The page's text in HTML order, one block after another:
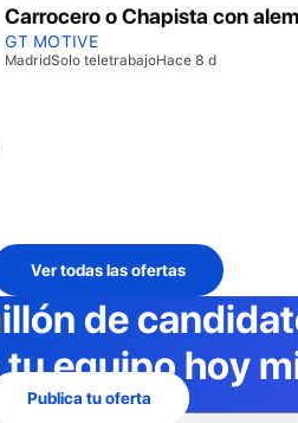
Carrocero o Chapista con
GT MOTIVE
MadridSolo teletrabajoHace 8 d
Ver todas las ofertas
de
equipo hoy
Publica tu oferta